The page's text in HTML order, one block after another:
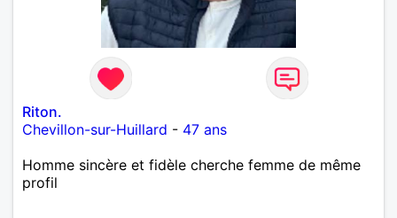
Riton.
Chevillon-sur-Huillard - 47 ans
Homme sincère et fidèle cherche femme de même
profil